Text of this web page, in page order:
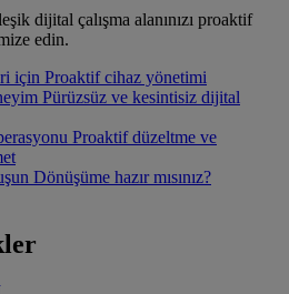
dijital çalışma alanınızı proaktif
edin.
için Proaktif cihaz yönetimi
Pürüzsüz ve kesintisiz dijital
Proaktif düzeltme ve
Dönüşüme hazır mısınız?